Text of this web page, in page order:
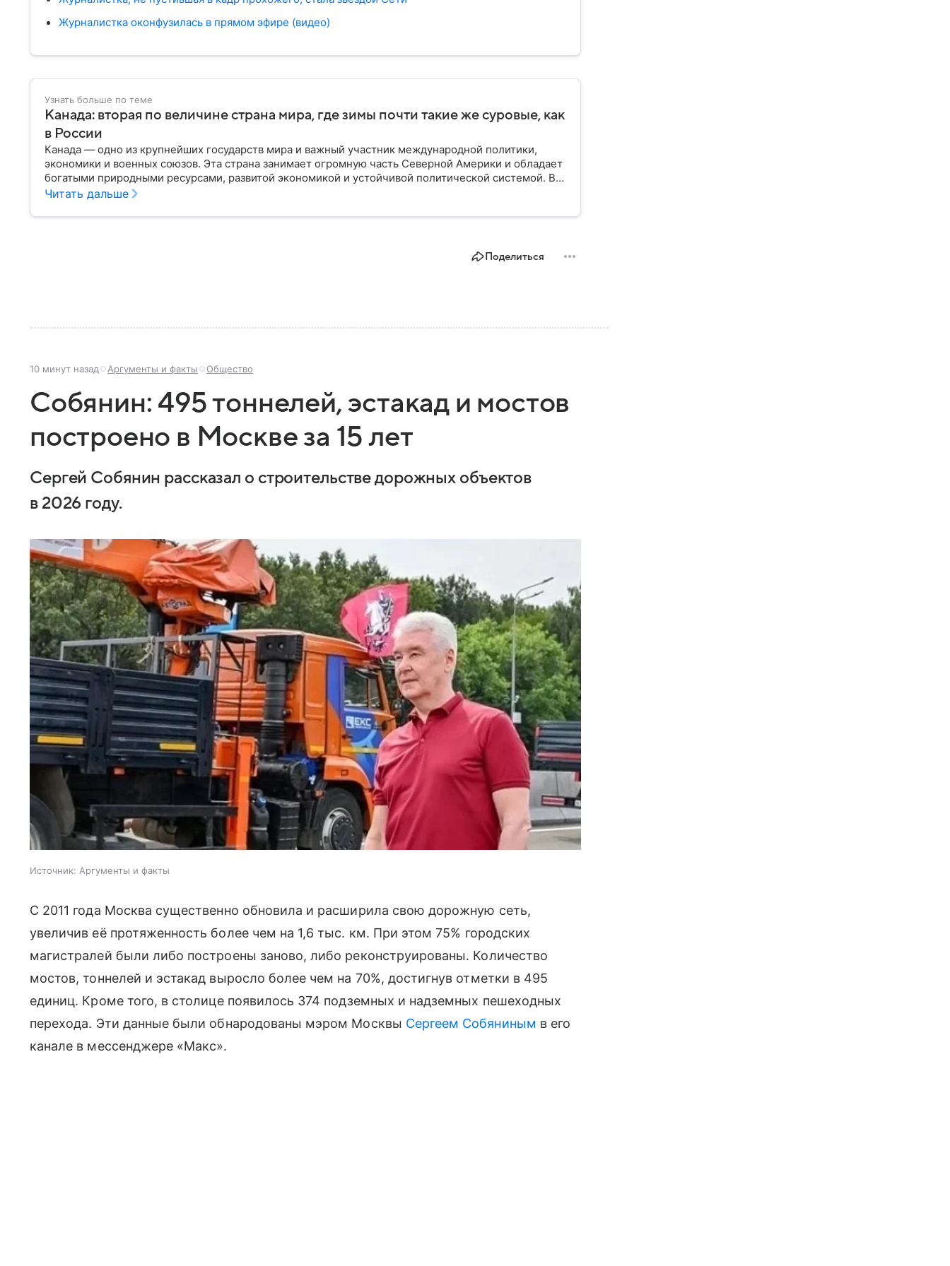
Журналистка оконфузилась в прямом эфире (видео)
Узнать больше по теме
Канада: вторая по величине страна мира, где зимы почти такие же суровые, как
в России
Канада — одно из крупнейших государств мира и важный участник международной политики,
экономики и военных союзов. Эта страна занимает огромную часть Северной Америки и обладает
богатыми природными ресурсами, развитой экономикой и устойчивой политической системой. В
этом материале рассказываем, где находится Канада на карте мира, какое там политическое
Читать дальше
Поделиться
10 минут назад Аргументы и факты Общество
Собянин: 495 тоннелей, эстакад и мостов
построено в Москве за 15 лет
Сергей Собянин рассказал о строительстве дорожных объектов
в 2026 году.
Источник: Аргументы и факты
С 2011 года Москва существенно обновила и расширила свою дорожную сеть,
увеличив её протяженность более чем на 1,6 тыс. км. При этом 75% городских
магистралей были либо построены заново, либо реконструированы. Количество
мостов, тоннелей и эстакад выросло более чем на 70%, достигнув отметки в 495
единиц. Кроме того, в столице появилось 374 подземных и надземных пешеходных
перехода. Эти данные были обнародованы мэром Москвы Сергеем Собяниным в его
канале в мессенджере «Макс».